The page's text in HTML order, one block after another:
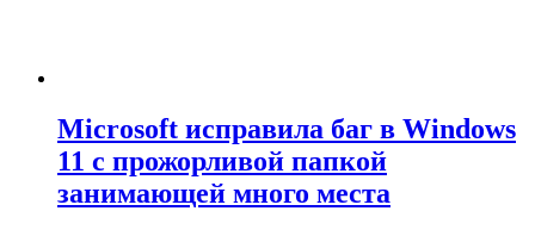
Microsoft исправила баг в Windows
11 с прожорливой папкой
занимающей много места